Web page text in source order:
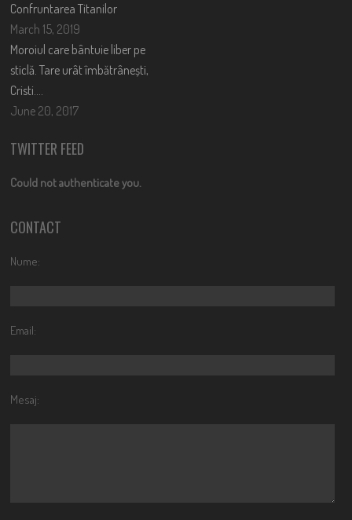
Confruntarea Titanilor
March 15, 2019
Moroiul care bântuie liber pe
sticlă. Tare urât îmbătrânești,
Cristi….
June 20, 2017
TWITTER FEED
Could not authenticate you.
CONTACT
Nume:
Email:
Mesaj: